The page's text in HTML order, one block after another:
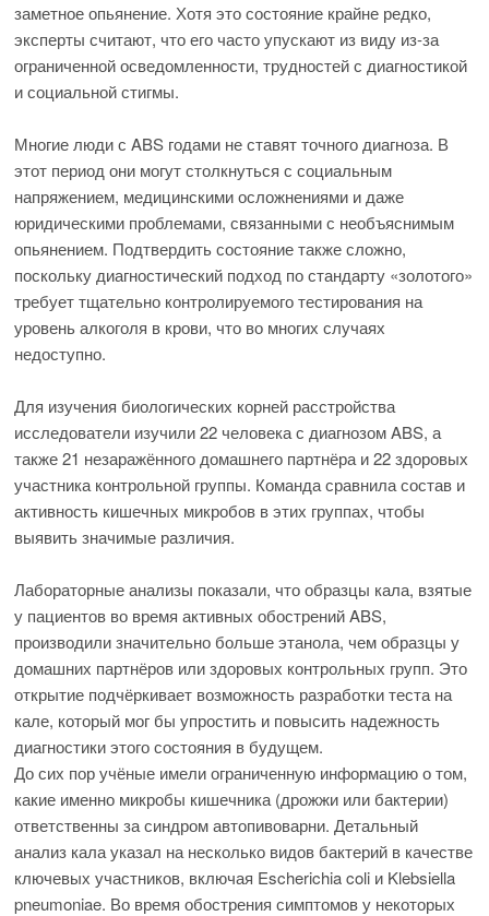
заметное опьянение. Хотя это состояние крайне редко,
эксперты считают, что его часто упускают из виду из-за
ограниченной осведомленности, трудностей с диагностикой
и социальной стигмы.
Многие люди с ABS годами не ставят точного диагноза. В
этот период они могут столкнуться с социальным
напряжением, медицинскими осложнениями и даже
юридическими проблемами, связанными с необъяснимым
опьянением. Подтвердить состояние также сложно,
поскольку диагностический подход по стандарту «золотого»
требует тщательно контролируемого тестирования на
уровень алкоголя в крови, что во многих случаях
недоступно.
Для изучения биологических корней расстройства
исследователи изучили 22 человека с диагнозом ABS, а
также 21 незаражённого домашнего партнёра и 22 здоровых
участника контрольной группы. Команда сравнила состав и
активность кишечных микробов в этих группах, чтобы
выявить значимые различия.
Лабораторные анализы показали, что образцы кала, взятые
у пациентов во время активных обострений ABS,
производили значительно больше этанола, чем образцы у
домашних партнёров или здоровых контрольных групп. Это
открытие подчёркивает возможность разработки теста на
кале, который мог бы упростить и повысить надежность
диагностики этого состояния в будущем.
До сих пор учёные имели ограниченную информацию о том,
какие именно микробы кишечника (дрожжи или бактерии)
ответственны за синдром автопивоварни. Детальный
анализ кала указал на несколько видов бактерий в качестве
ключевых участников, включая Escherichia coli и Klebsiella
pneumoniae. Во время обострения симптомов у некоторых